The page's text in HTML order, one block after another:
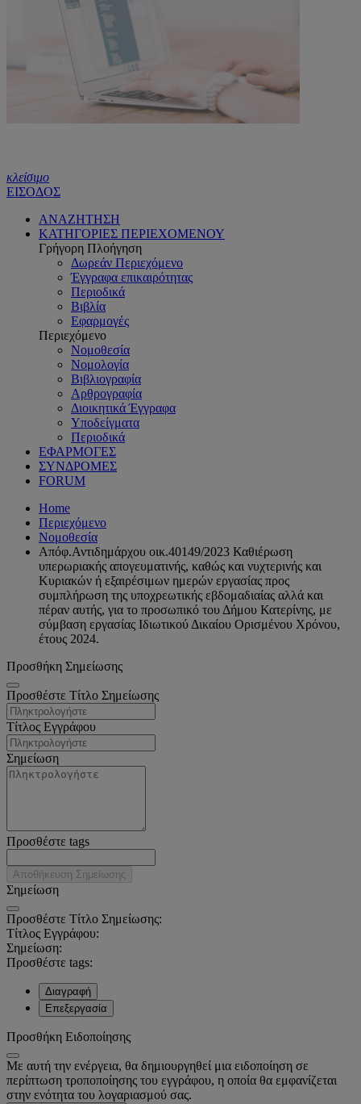
κλείσιμο
ΕΙΣΟΔΟΣ
ΑΝΑΖΗΤΗΣΗ
ΚΑΤΗΓΟΡΙΕΣ ΠΕΡΙΕΧΟΜΕΝΟΥ
Γρήγορη Πλοήγηση
Δωρεάν Περιεχόμενο
Έγγραφα επικαιρότητας
Περιοδικά
Βιβλία
Εφαρμογές
Περιεχόμενο
Νομοθεσία
Νομολογία
Βιβλιογραφία
Αρθρογραφία
Διοικητικά Έγγραφα
Υποδείγματα
Περιοδικά
ΕΦΑΡΜΟΓΕΣ
ΣΥΝΔΡΟΜΕΣ
FORUM
Home
Περιεχόμενο
Νομοθεσία
Απόφ.Αντιδημάρχου οικ.40149/2023 Καθιέρωση
υπερωριακής απογευματινής, καθώς και νυχτερινής και
Κυριακών ή εξαιρέσιμων ημερών εργασίας προς
συμπλήρωση της υποχρεωτικής εβδομαδιαίας αλλά και
πέραν αυτής, για το προσωπικό του Δήμου Κατερίνης, με
σύμβαση εργασίας Ιδιωτικού Δικαίου Ορισμένου Χρόνου,
έτους 2024.
Προσθήκη Σημείωσης
Προσθέστε Τίτλο Σημείωσης
Τίτλος Εγγράφου
Σημείωση
Προσθέστε tags
Αποθήκευση Σημείωσης
Σημείωση
Προσθέστε Τίτλο Σημείωσης:
Τίτλος Εγγράφου:
Σημείωση:
Προσθέστε tags:
Διαγραφή
Επεξεργασία
Προσθήκη Ειδοποίησης
Με αυτή την ενέργεια, θα δημιουργηθεί μια ειδοποίηση σε
περίπτωση τροποποίησης του εγγράφου, η οποία θα εμφανίζεται
στην ενότητα του λογαριασμού σας.